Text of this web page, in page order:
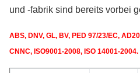
und -fabrik sind bereits vorbei
ABS, DNV, GL, BV, PED 97/23/EC,
CNNC, ISO9001-2008, ISO 14001-2004.